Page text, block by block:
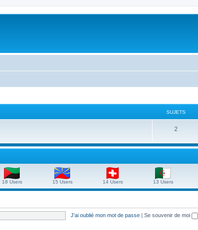
SUJETS
2S
s
18 Users 15 Users 14 Users 13 Users
J’ai oublié mon mot de passe | Se souvenir de moi